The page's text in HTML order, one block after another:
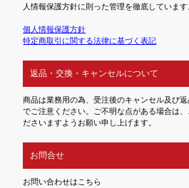
人情報保護方針に則った管理を徹底しています
個人情報保護方針
特定商取引に関する法律に基づく表記
返品・交換・キャンセルについて
商品は業務用の為、受注後のキャンセル及び
でご注意ください。ご不明な点がある場合は
ださいますようお願い申し上げます。
お問合せ
お問い合わせはこちら